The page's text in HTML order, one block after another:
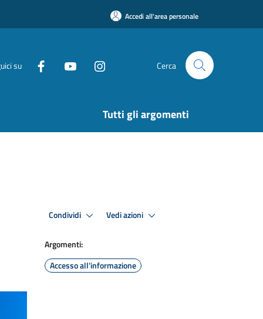
Accedi all'area personale
su Cerca
Tutti gli argomenti
Condividi Vedi azioni
Argomenti:
Accesso all'informazione